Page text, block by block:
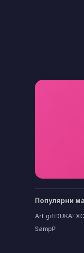
Популярни
Art giftDUKA
SampP